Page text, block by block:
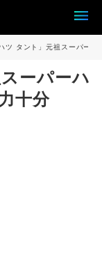
ハツ タント」元祖スーパー
ーパーハ
十分